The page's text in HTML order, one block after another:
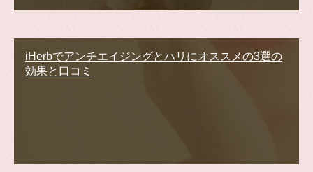
iHerbでアンチエイジングとハリにオススメの3選の
効果と口コミ